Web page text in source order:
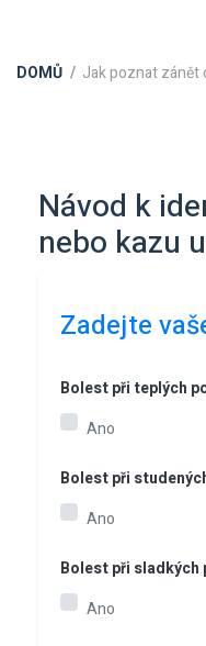
DOMŮ Jak poznat zánět
Návod k
nebo kazu
Zadejte
Bolest při teplých
Ano
Bolest při
Ano
Bolest při sladkých
Ano